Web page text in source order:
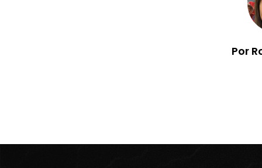
Por